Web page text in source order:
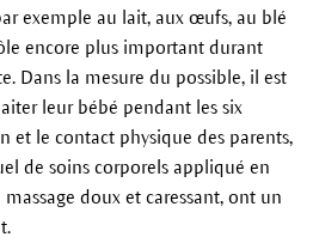
exemple au lait, aux œufs, au blé
encore plus important durant
Dans la mesure du possible, il est
leur bébé pendant les six
et le contact physique des parents,
de soins corporels appliqué en
doux et caressant, ont un